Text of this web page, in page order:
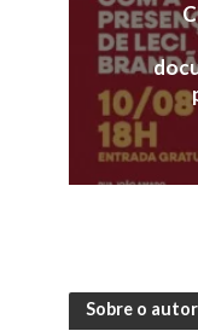
Sobre o autor